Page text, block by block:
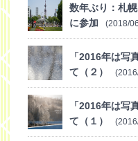
数年ぶり：札
に参加
(2018/
「2016年は写
て（２）
「2016年は写
て（１）